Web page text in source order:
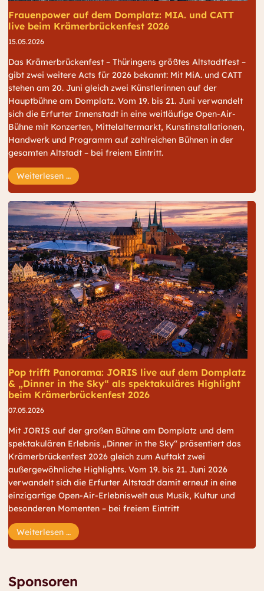
15.05.2026
Frauenpower auf dem Domplatz: MIA. und CATT
live beim Krämerbrückenfest 2026
Das Krämerbrückenfest – Thüringens größtes Altstadtfest –
gibt zwei weitere Acts für 2026 bekannt: Mit MiA. und CATT
stehen am 20. Juni gleich zwei Künstlerinnen auf der
Hauptbühne am Domplatz. Vom 19. bis 21. Juni verwandelt
sich die Erfurter Innenstadt in eine weitläufige Open-Air-
Bühne mit Konzerten, Mittelaltermarkt, Kunstinstallationen,
Handwerk und Programm auf zahlreichen Bühnen in der
gesamten Altstadt – bei freiem Eintritt.
Weiterlesen …Frauenpower auf dem Domplatz: MIA. und
07.05.2026
Pop trifft Panorama: JORIS live auf dem Domplatz
& „Dinner in the Sky“ als spektakuläres Highlight
beim Krämerbrückenfest 2026
Mit JORIS auf der großen Bühne am Domplatz und dem
spektakulären Erlebnis „Dinner in the Sky“ präsentiert das
Krämerbrückenfest 2026 gleich zum Auftakt zwei
außergewöhnliche Highlights. Vom 19. bis 21. Juni 2026
verwandelt sich die Erfurter Altstadt damit erneut in eine
einzigartige Open-Air-Erlebniswelt aus Musik, Kultur und
besonderen Momenten – bei freiem Eintritt
Weiterlesen …Pop trifft Panorama: JORIS live auf dem
Sponsoren